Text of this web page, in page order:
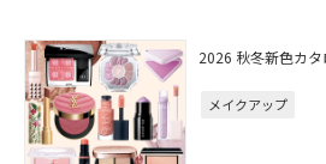
2026 秋冬新色カタ
メイクアップ